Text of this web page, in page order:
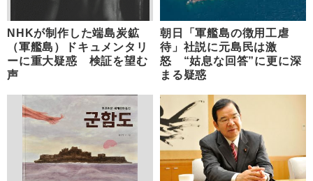
NHKが制作した端島炭鉱
（軍艦島）ドキュメンタリ
ーに重大疑惑 検証を望む
声
朝日「軍艦島の徴用工虐
待」社説に元島民は激
怒 “姑息な回答”に更に深
まる疑惑